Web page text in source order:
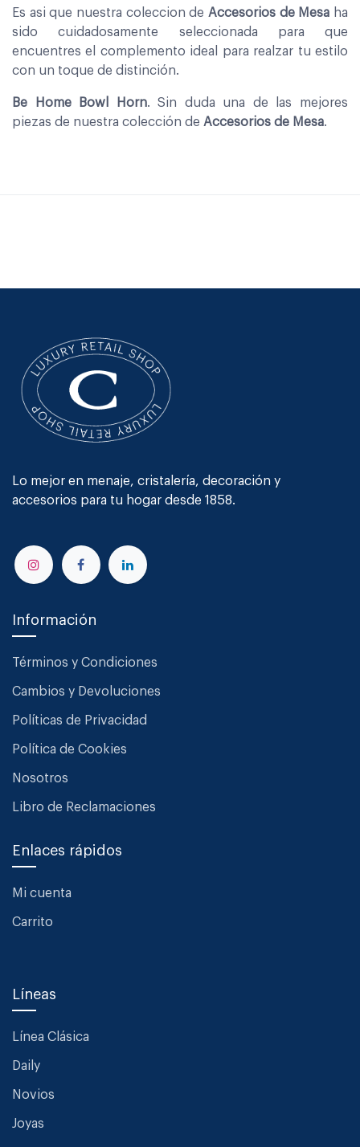
Es asi que nuestra coleccion de Accesorios de Mesa ha
sido cuidadosamente seleccionada para que
encuentres el complemento ideal para realzar tu estilo
con un toque de distinción.
Be Home Bowl Horn. Sin duda una de las mejores
piezas de nuestra colección de Accesorios de Mesa.
Lo mejor en menaje, cristalería, decoración y
accesorios para tu hogar desde 1858.
Información
Términos y Condiciones
Cambios y Devoluciones
Políticas de Privacidad
Política de Cookies
Nosotros
Libro de Reclamaciones
Enlaces rápidos
Mi cuenta
Carrito
Líneas
Línea Clásica
Daily
Novios
Joyas